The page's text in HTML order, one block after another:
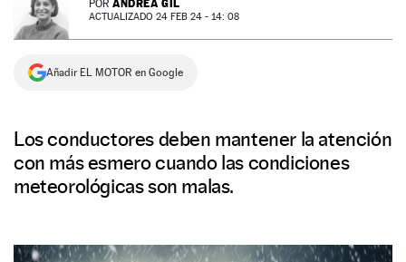
NEWSLETTER
SÍGUENOS
POR ANDREA GIL
ACTUALIZADO 24 FEB 24 - 14: 08
Añadir EL MOTOR en Google
Los conductores deben mantener la atención
con más esmero cuando las condiciones
meteorológicas son malas.